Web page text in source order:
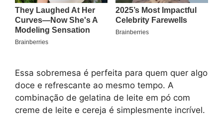
Essa sobremesa é perfeita para quem quer algo
doce e refrescante ao mesmo tempo. A
combinação de gelatina de leite em pó com
creme de leite e cereja é simplesmente incrível.